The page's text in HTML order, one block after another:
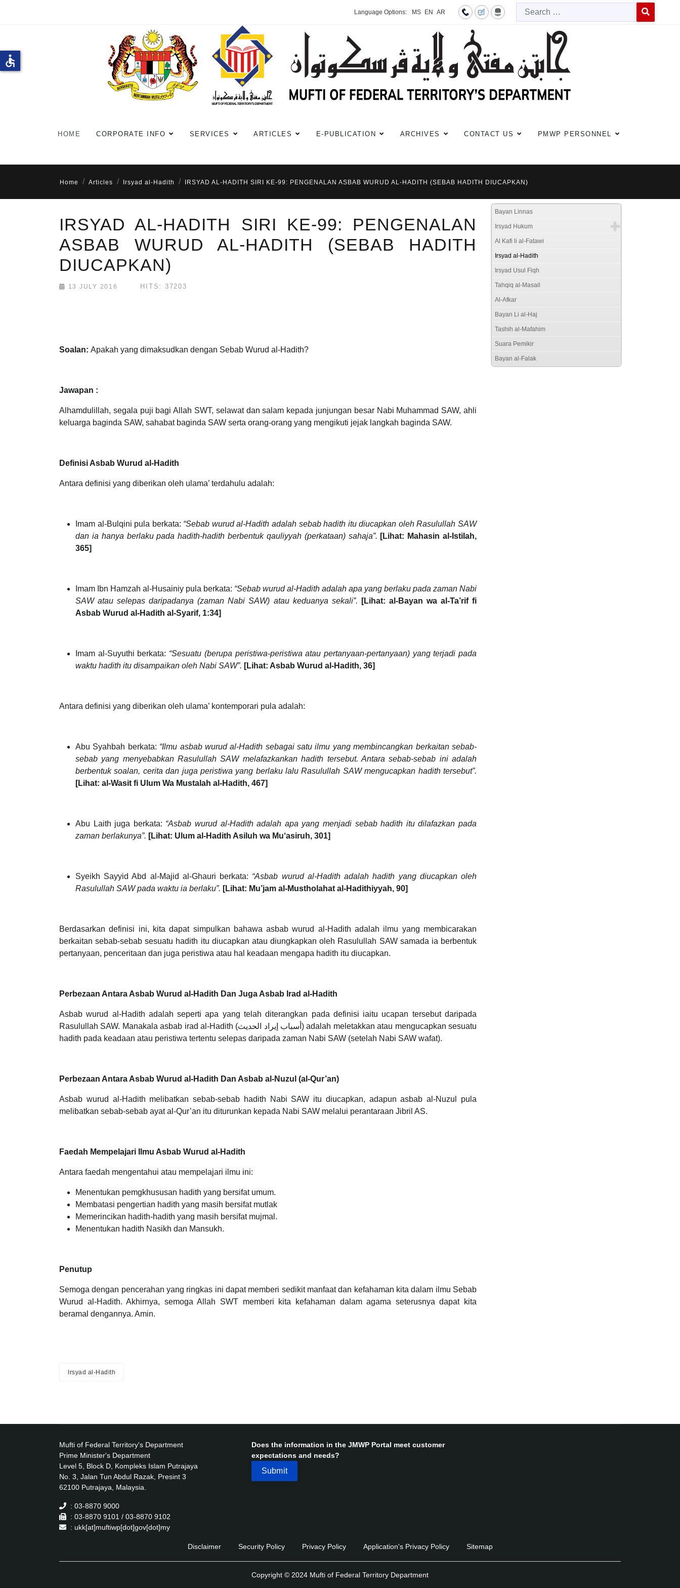
Language Options: MS EN AR
HOME CORPORATE INFO SERVICES ARTICLES E-PUBLICATION ARCHIVES CONTACT US PMWP PERSONNEL
Home Articles Irsyad al-Hadith IRSYAD AL-HADITH SIRI KE-99: PENGENALAN ASBAB WURUD AL-HADITH (SEBAB HADITH DIUCAPKAN)
IRSYAD AL-HADITH SIRI KE-99: PENGENALAN
ASBAB WURUD AL-HADITH (SEBAB HADITH
DIUCAPKAN)
13 JULY 2016 HITS: 37203
Soalan: Apakah yang dimaksudkan dengan Sebab Wurud al-Hadith?
Jawapan :
Alhamdulillah, segala puji bagi Allah SWT, selawat dan salam kepada junjungan besar Nabi Muhammad SAW, ahli
keluarga baginda SAW, sahabat baginda SAW serta orang-orang yang mengikuti jejak langkah baginda SAW.
Definisi Asbab Wurud al-Hadith
Antara definisi yang diberikan oleh ulama’ terdahulu adalah:
Imam al-Bulqini pula berkata: “Sebab wurud al-Hadith adalah sebab hadith itu diucapkan oleh Rasulullah SAW
dan ia hanya berlaku pada hadith-hadith berbentuk qauliyyah (perkataan) sahaja”. [Lihat: Mahasin al-Istilah,
365]
Imam Ibn Hamzah al-Husainiy pula berkata: “Sebab wurud al-Hadith adalah apa yang berlaku pada zaman Nabi
SAW atau selepas daripadanya (zaman Nabi SAW) atau keduanya sekali”.
[Lihat: al-Bayan wa al-Ta’rif fi
Asbab Wurud al-Hadith al-Syarif, 1:34]
Imam al-Suyuthi berkata: “Sesuatu (berupa peristiwa-peristiwa atau pertanyaan-pertanyaan) yang terjadi pada
waktu hadith itu disampaikan oleh Nabi SAW”. [Lihat: Asbab Wurud al-Hadith, 36]
Antara definisi yang diberikan oleh ulama’ kontemporari pula adalah:
Abu Syahbah berkata: “Ilmu asbab wurud al-Hadith sebagai satu ilmu yang membincangkan berkaitan sebab-
sebab yang menyebabkan Rasulullah SAW melafazkankan hadith tersebut. Antara sebab-sebab ini adalah
berbentuk soalan, cerita dan juga peristiwa yang berlaku lalu Rasulullah SAW mengucapkan hadith tersebut”.
[Lihat: al-Wasit fi Ulum Wa Mustalah al-Hadith, 467]
Abu Laith juga berkata: “Asbab wurud al-Hadith adalah apa yang menjadi sebab hadith itu dilafazkan pada
zaman berlakunya”. [Lihat: Ulum al-Hadith Asiluh wa Mu‘asiruh, 301]
Syeikh Sayyid Abd al-Majid al-Ghauri berkata: “Asbab wurud al-Hadith adalah hadith yang diucapkan oleh
Rasulullah SAW pada waktu ia berlaku”. [Lihat: Mu’jam al-Mustholahat al-Hadithiyyah, 90]
Berdasarkan definisi ini, kita dapat simpulkan bahawa asbab wurud al-Hadith adalah ilmu yang membicarakan
berkaitan sebab-sebab sesuatu hadith itu diucapkan atau diungkapkan oleh Rasulullah SAW samada ia berbentuk
pertanyaan, penceritaan dan juga peristiwa atau hal keadaan mengapa hadith itu diucapkan.
Perbezaan Antara Asbab Wurud al-Hadith Dan Juga Asbab Irad al-Hadith
Asbab wurud al-Hadith adalah seperti apa yang telah diterangkan pada definisi iaitu ucapan tersebut daripada
Rasulullah SAW. Manakala asbab irad al-Hadith (أسباب إيراد الحديث) adalah meletakkan atau mengucapkan sesuatu
hadith pada keadaan atau peristiwa tertentu selepas daripada zaman Nabi SAW (setelah Nabi SAW wafat).
Perbezaan Antara Asbab Wurud al-Hadith Dan Asbab al-Nuzul (al-Qur’an)
Asbab wurud al-Hadith melibatkan sebab-sebab hadith Nabi SAW itu diucapkan, adapun asbab al-Nuzul pula
melibatkan sebab-sebab ayat al-Qur’an itu diturunkan kepada Nabi SAW melalui perantaraan Jibril AS.
Faedah Mempelajari Ilmu Asbab Wurud al-Hadith
Antara faedah mengentahui atau mempelajari ilmu ini:
Menentukan pemgkhususan hadith yang bersifat umum.
Membatasi pengertian hadith yang masih bersifat mutlak
Memerincikan hadith-hadith yang masih bersifat mujmal.
Menentukan hadith Nasikh dan Mansukh.
Penutup
Semoga dengan pencerahan yang ringkas ini dapat memberi sedikit manfaat dan kefahaman kita dalam ilmu Sebab
Wurud al-Hadith. Akhirnya, semoga Allah SWT memberi kita kefahaman dalam agama seterusnya dapat kita
beramal dengannya. Amin.
Irsyad al-Hadith
Bayan Linnas
Irsyad Hukum
Al Kafi li al-Fatawi
Irsyad al-Hadith
Irsyad Usul Fiqh
Tahqiq al-Masail
Al-Afkar
Bayan Li al-Haj
Tashih al-Mafahim
Suara Pemikir
Bayan al-Falak
Mufti of Federal Territory's Department
Prime Minister's Department
Level 5, Block D, Kompleks Islam Putrajaya
No. 3, Jalan Tun Abdul Razak, Presint 3
62100 Putrajaya, Malaysia.
: 03-8870 9000
: 03-8870 9101 / 03-8870 9102
: ukk[at]muftiwp[dot]gov[dot]my
Does the information in the JMWP Portal meet customer
expectations and needs?
Disclaimer Security Policy Privacy Policy Application's Privacy Policy Sitemap
Copyright © 2024 Mufti of Federal Territory Department
accessible